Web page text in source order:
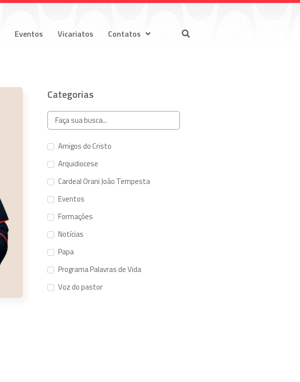
Eventos Vicariatos Contatos
Categorias
Amigos do Cristo
Arquidiocese
Cardeal Orani João Tempesta
Eventos
Formações
Notícias
Papa
Programa Palavras de Vida
Voz do pastor